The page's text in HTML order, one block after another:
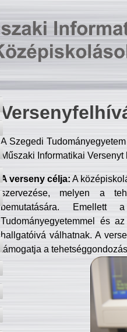
A Szegedi
Műszaki Informatikai
A verseny célja: A
szervezése, melyen a
bemutatására. Emellett
Tudományegyetemmel és
hallgatóivá válhatnak. A
támogatja a